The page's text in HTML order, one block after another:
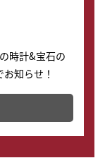
時計&宝石の
知らせ！
出来ます。